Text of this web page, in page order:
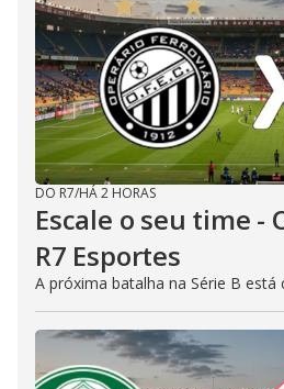
DO R7/HÁ 2 HORAS
Escale o seu time -
R7 Esportes
A próxima batalha na Série B está